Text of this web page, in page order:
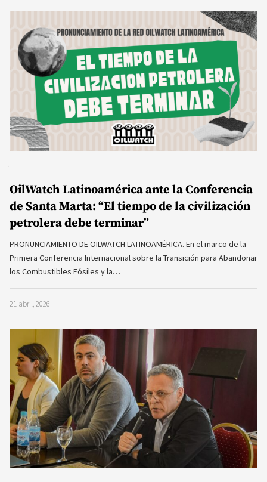
OilWatch Latinoamérica ante la Conferencia
de Santa Marta: “El tiempo de la civilización
petrolera debe terminar”
PRONUNCIAMIENTO DE OILWATCH LATINOAMÉRICA. En el marco de la
Primera Conferencia Internacional sobre la Transición para Abandonar
los Combustibles Fósiles y la…
21 abril, 2026